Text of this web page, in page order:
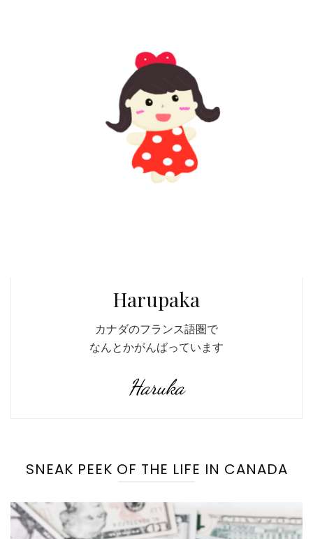
Harupaka
カナダのフランス語圏で
なんとかがんばっています
Haruka
SNEAK PEEK OF THE LIFE IN CANADA